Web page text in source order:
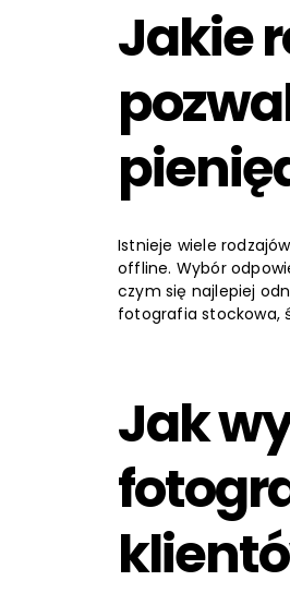
Jakie
Istnieje wiele
offline. Wybór
czym się najlepiej
fotografia stockowa,
Jak